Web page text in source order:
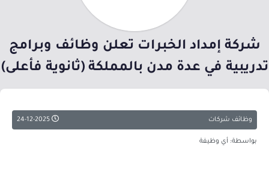
شركة إمداد الخبرات تعلن وظائف وبرامج
تدريبية في عدة مدن بالمملكة (ثانوية فأعلى)
وظائف شركات
بواسطة: أي وظيفة